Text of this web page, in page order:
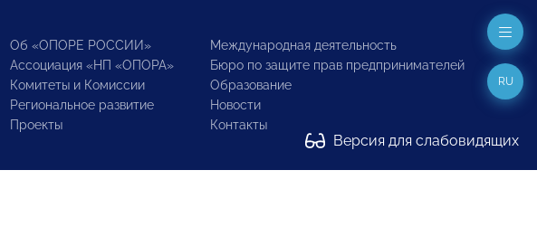
Об «ОПОРЕ РОССИИ»
Ассоциация «НП «ОПОРА»
Комитеты и Комиссии
Региональное развитие
Проекты
Международная деятельность
Бюро по защите прав предпринимателей
Образование
Новости
Контакты
Версия для слабовидящих
RU